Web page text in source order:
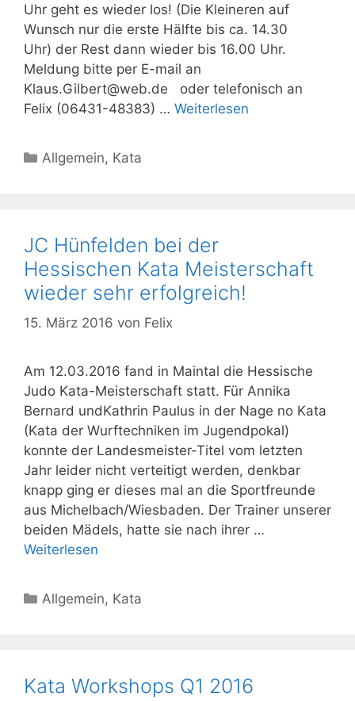
Uhr geht es wieder los! (Die Kleineren auf
Wunsch nur die erste Hälfte bis ca. 14.30
Uhr) der Rest dann wieder bis 16.00 Uhr.
Meldung bitte per E-mail an
Klaus.Gilbert@web.de oder telefonisch an
Felix (06431-48383) … Weiterlesen
Kategorien
Allgemein, Kata
JC Hünfelden bei der
Hessischen Kata Meisterschaft
wieder sehr erfolgreich!
15. März 2016 von Felix
Am 12.03.2016 fand in Maintal die Hessische
Judo Kata-Meisterschaft statt. Für Annika
Bernard undKathrin Paulus in der Nage no Kata
(Kata der Wurftechniken im Jugendpokal)
konnte der Landesmeister-Titel vom letzten
Jahr leider nicht verteitigt werden, denkbar
knapp ging er dieses mal an die Sportfreunde
aus Michelbach/Wiesbaden. Der Trainer unserer
beiden Mädels, hatte sie nach ihrer …
Weiterlesen
Kategorien
Allgemein, Kata
Kata Workshops Q1 2016